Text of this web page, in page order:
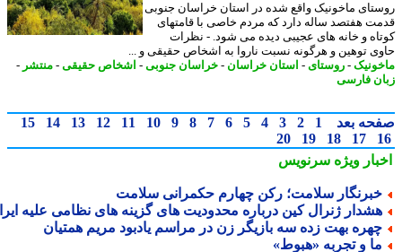
ماخونیک واقع شده در استان خراسان جنوبی
هفتصد ساله دارد که مردم خاصی با قامتهای
و خانه های عجیبی دیده می شود. - نظرات
توهین و هرگونه نسبت ناروا به اشخاص حقیقی و ...
-روستای-استان خراسان-خراسان جنوبی-اشخاص حقیقی-منتشر-
فارسی
بعد 1
2
3
4
5
6
7
8
9
10
11
12
13
14
15
17
18
19
20
ویژهسرنویس
سلامت؛ رکن چهارم حکمرانی سلامت
ژنرال کین درباره محدودیت های گزینه های نظامی علیه ایران
بهت زده سه بازیگر زن در مراسم یادبود مریم همتیان
و تجربه «هبوط»